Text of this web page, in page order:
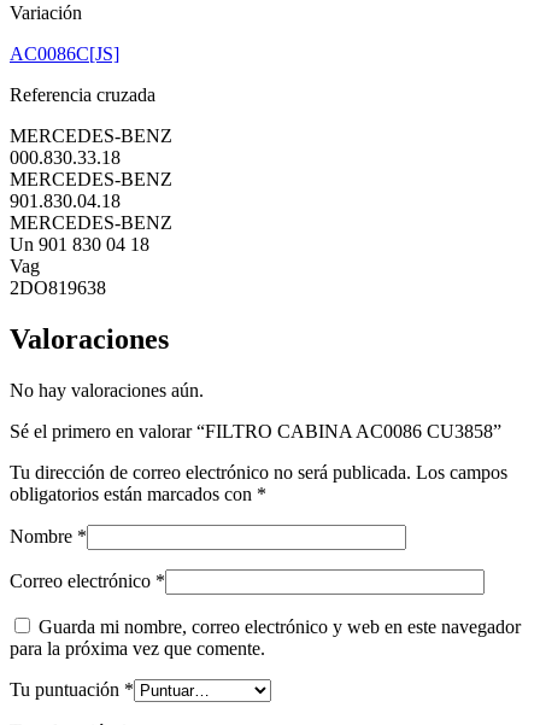
Variación
AC0086C[JS]
Referencia cruzada
MERCEDES-BENZ
000.830.33.18
MERCEDES-BENZ
901.830.04.18
MERCEDES-BENZ
Un 901 830 04 18
Vag
2DO819638
Valoraciones
No hay valoraciones aún.
Sé el primero en valorar “FILTRO CABINA AC0086 CU3858”
Tu dirección de correo electrónico no será publicada. Los campos
obligatorios están marcados con *
Nombre *
Correo electrónico *
Guarda mi nombre, correo electrónico y web en este navegador
para la próxima vez que comente.
Tu puntuación *